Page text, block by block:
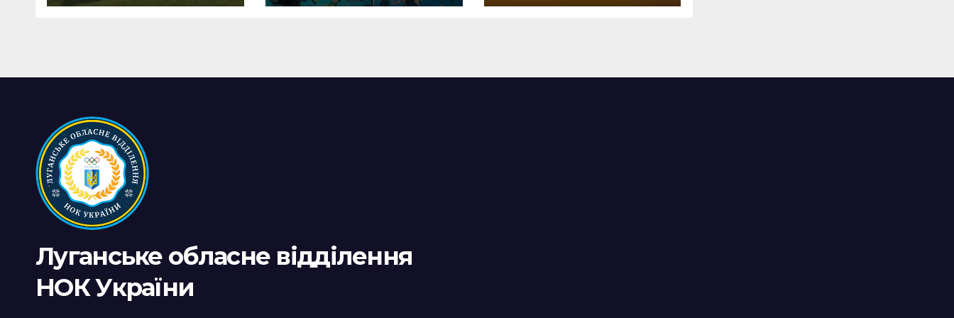
олімпійського
Луганське обласне відділення
НОК України